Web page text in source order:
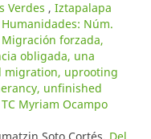
Verdes , Iztapalapa
Núm.
forzada,
obligada, una
migration, uprooting
unfinished
Myriam Ocampo